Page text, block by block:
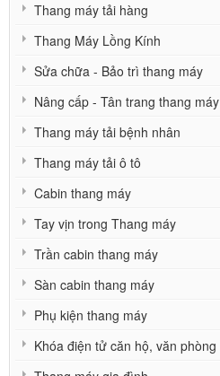
Thang máy tải hàng
Thang Máy Lồng Kính
Sửa chữa - Bảo trì thang máy
Nâng cấp - Tân trang thang máy
Thang máy tải bệnh nhân
Thang máy tải ô tô
Cabin thang máy
Tay vịn trong Thang máy
Trần cabin thang máy
Sàn cabin thang máy
Phụ kiện thang máy
Khóa điện tử căn hộ, văn phòng